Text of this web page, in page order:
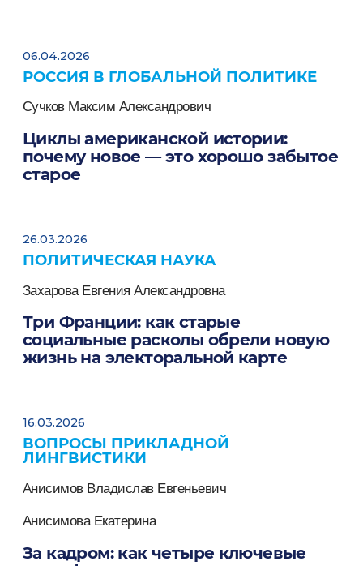
06.04.2026
РОССИЯ В ГЛОБАЛЬНОЙ ПОЛИТИКЕ
Сучков Максим Александрович
Циклы американской истории:
почему новое — это хорошо забытое
старое
26.03.2026
ПОЛИТИЧЕСКАЯ НАУКА
Захарова Евгения Александровна
Три Франции: как старые
социальные расколы обрели новую
жизнь на электоральной карте
16.03.2026
ВОПРОСЫ ПРИКЛАДНОЙ
ЛИНГВИСТИКИ
Анисимов Владислав Евгеньевич
Анисимова Екатерина
За кадром: как четыре ключевые